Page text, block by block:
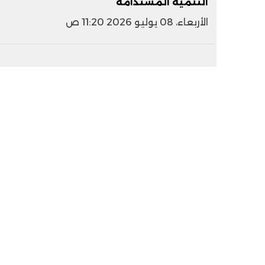
الأربعاء، 08 يوليو 2026 11:20 ص